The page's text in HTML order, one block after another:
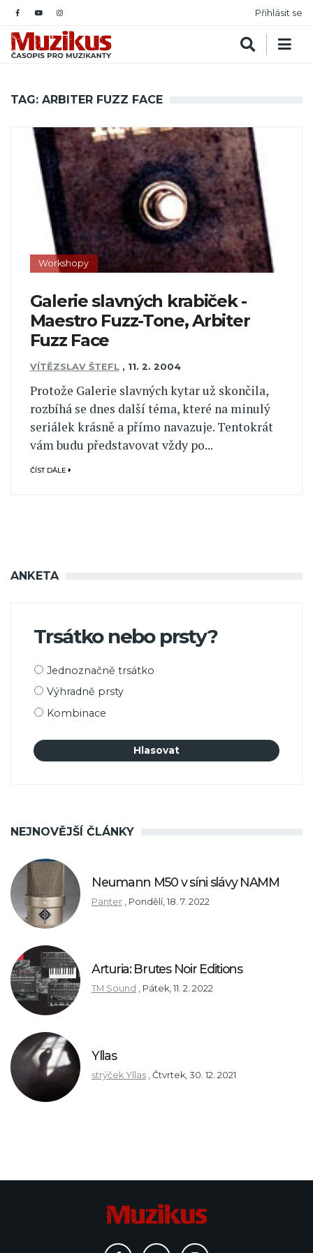
Přihlásit se
TAG: ARBITER FUZZ FACE
Workshopy
Galerie slavných krabiček -
Maestro Fuzz-Tone, Arbiter
Fuzz Face
VÍTĚZSLAV ŠTEFL , 11. 2. 2004
Protože Galerie slavných kytar už skončila,
rozbíhá se dnes další téma, které na minulý
seriálek krásně a přímo navazuje. Tentokrát
vám budu představovat vždy po...
ČÍST DÁLE
ANKETA
Trsátko nebo prsty?
Možnosti
Jednoznačně trsátko
Výhradně prsty
Kombinace
NEJNOVĚJŠÍ ČLÁNKY
Neumann M50 v síni slávy NAMM
Panter Pondělí, 18. 7. 2022
Arturia: Brutes Noir Editions
TM Sound Pátek, 11. 2. 2022
Yllas
strýček Yllas Čtvrtek, 30. 12. 2021